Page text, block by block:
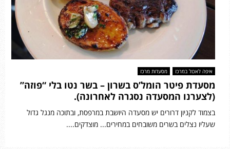
איפה לאכול במרכז מסעדות מרכז
מסעדת פיטר הומל’ס בשרון – בשר נטו בלי “פוזה”
(לצערנו המסעדה נסגרה לאחרונה).
בצמוד לקניון דרורים יש מסעדה היושבת במרפסת, ובתוכה מנגל גדול
שעליו נצלים בשרים משובחים במחירים... מוצדקים....